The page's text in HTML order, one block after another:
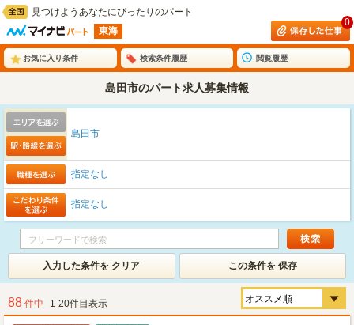
見つけようあなたにぴったりのパート
東海
0
お気に入り条件 検索条件履歴 閲覧履歴
島田市のパート求人募集情報
島田市
指定なし
指定なし
入力した条件を クリア この条件を 保存
88 件中 1-20件目表示